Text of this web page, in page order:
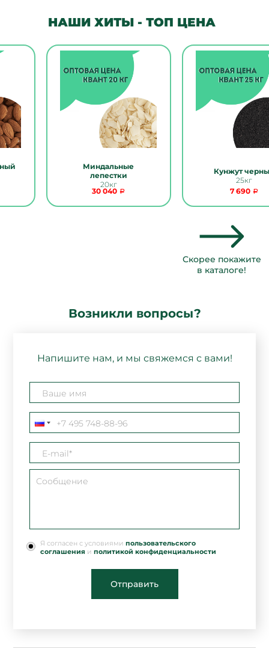
НАШИ ХИТЫ - ТОП ЦЕНА
Миндальные
лепестки
20кг
30 040
Кунжут
25кг
7 690
Скорее покажите
в каталоге!
Возникли вопросы?
Напишите нам, и мы свяжемся с вами!
Я согласен с условиямипользовательского
соглашения иполитикой конфиденциальности
Отправить